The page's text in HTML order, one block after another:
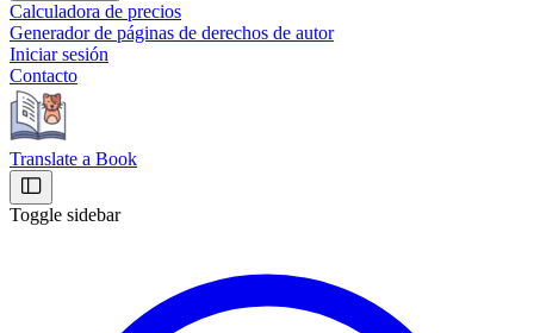
Calculadora de precios
Generador de páginas de derechos de autor
Iniciar sesión
Contacto
Translate a Book
Toggle sidebar